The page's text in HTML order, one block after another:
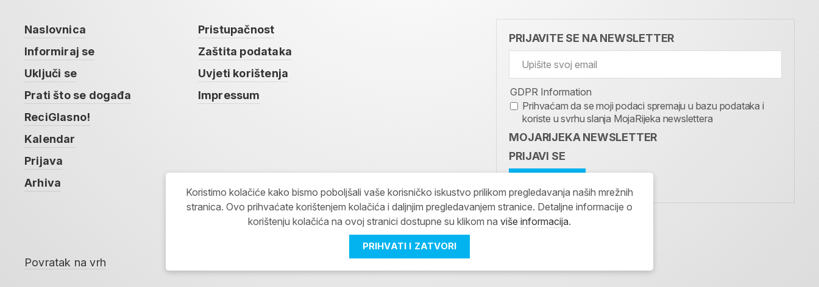
Naslovnica
Informiraj se
Uključi se
Prati što se događa
ReciGlasno!
Kalendar
Prijava
Arhiva
Pristupačnost
Zaštita podataka
Uvjeti korištenja
Impressum
PRIJAVITE SE NA NEWSLETTER
GDPR Information
Prihvaćam da se moji podaci spremaju u bazu podataka i
koriste u svrhu slanja MojaRijeka newslettera
MOJARIJEKA NEWSLETTER
PRIJAVI SE
Povratak na vrh
Koristimo kolačiće kako bismo poboljšali vaše korisničko iskustvo prilikom pregledavanja naših mrežnih
stranica. Ovo prihvaćate korištenjem kolačića i daljnjim pregledavanjem stranice. Detaljne informacije o
korištenju kolačića na ovoj stranici dostupne su klikom na više informacija.
PRIHVATI I ZATVORI